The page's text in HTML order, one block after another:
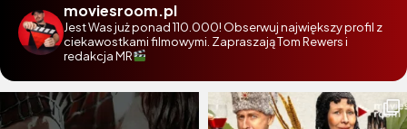
moviesroom.pl
Jest Was już ponad 110.000! Obserwuj największy profil z
ciekawostkami filmowymi. Zapraszają Tom Rewers i
redakcja MR